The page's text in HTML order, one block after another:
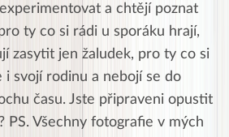
a chtějí poznat
ty co si rádi u sporáku hrají,
zasytit jen žaludek, pro ty co si
i svojí rodinu a nebojí se do
času. Jste připraveni opustit
PS. Všechny fotografie v mých